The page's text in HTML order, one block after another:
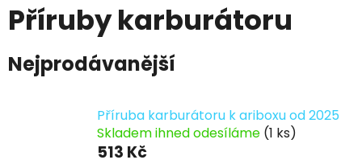
Příruby karburátoru
Nejprodávanější
Příruba karburátoru k ariboxu od 2025
Skladem ihned odesíláme (1 ks)
513 Kč